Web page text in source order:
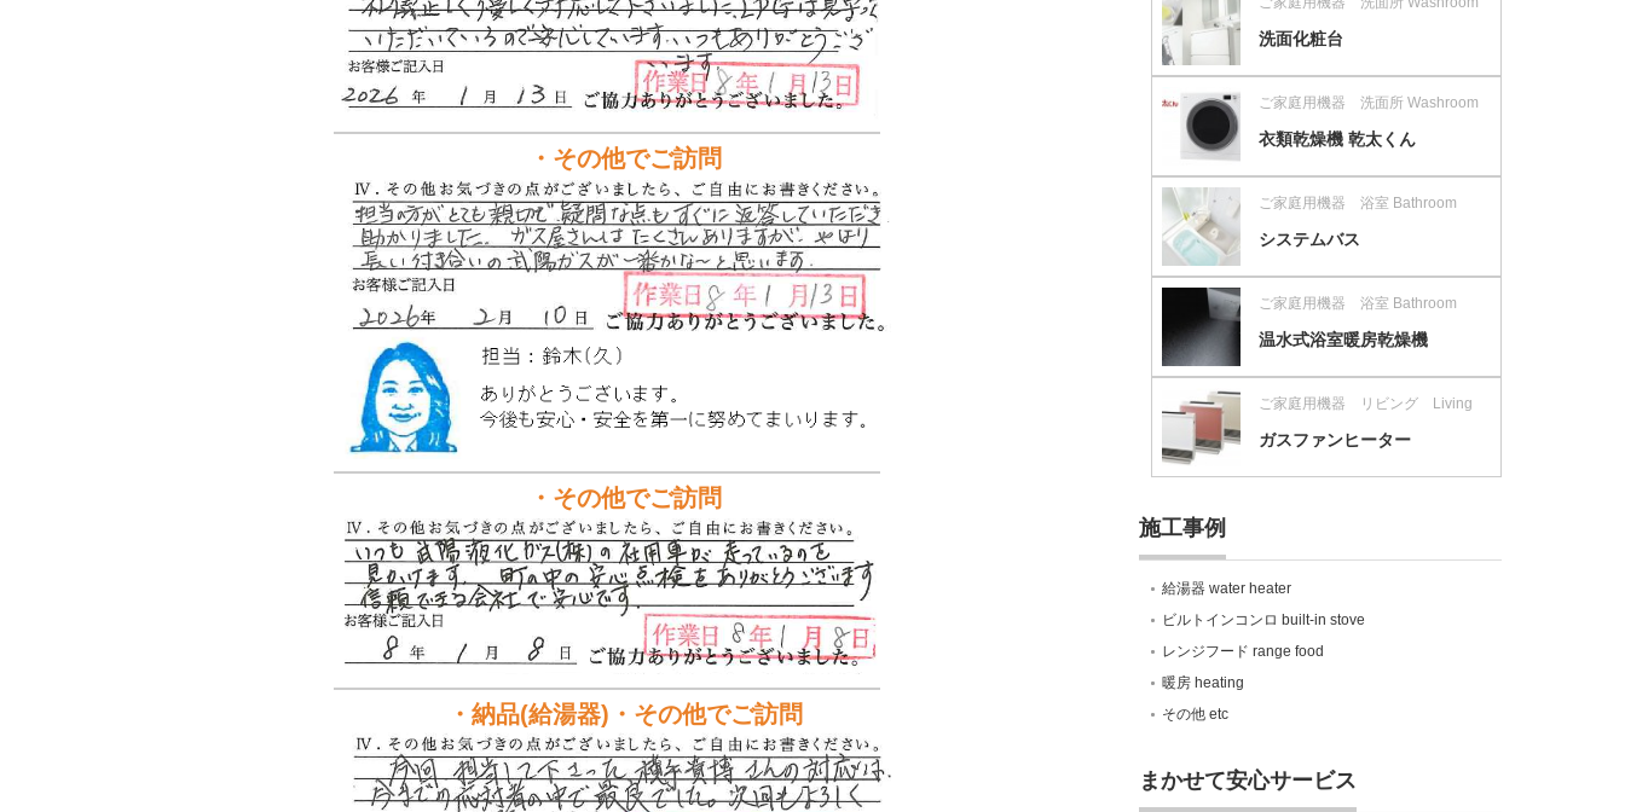
・その他でご訪問
・その他でご訪問
・納品(給湯器)・その他でご訪問
洗面化粧台
ご家庭用機器 洗面所 Washroom
衣類乾燥機 乾太くん
ご家庭用機器 浴室 Bathroom
システムバス
ご家庭用機器 浴室 Bathroom
温水式浴室暖房乾燥機
ご家庭用機器 リビング Living
ガスファンヒーター
施工事例
給湯器 water heater
ビルトインコンロ built-in stove
レンジフード range food
暖房 heating
その他 etc
まかせて安心サービス